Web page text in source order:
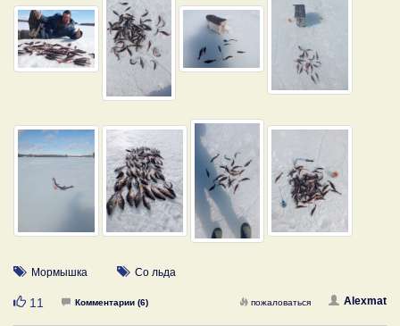
Мормышка Со льда
Нравится
11 Комментарии (6) Alexmat
пожаловаться